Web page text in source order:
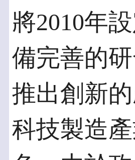
將2010年
備完善的
推出創新
科技製造